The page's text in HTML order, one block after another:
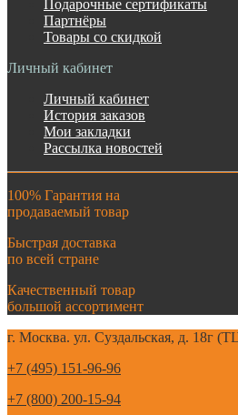
Подарочные сертификаты
Партнёры
Товары со скидкой
Личный кабинет
Личный кабинет
История заказов
Мои закладки
Рассылка новостей
100% Гарантия на
продаваемый товар
Быстрая доставка
по всей стране
Качественный товар
большой ассортимент
г. Москва. ул. Суздальская, д. 18г
+7 (495) 151-96-96
+7 (800) 200-15-94